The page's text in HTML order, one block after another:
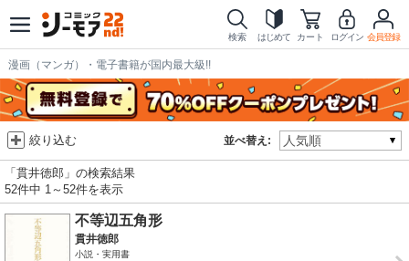
検索 はじめて カート ログイン 会員登録
漫画（マンガ）・電子書籍が国内最大級!!
並べ替え:
絞り込む
「貫井徳郎」の検索結果
52件中 1～52件を表示
不等辺五角形
貫井徳郎
小説・実用書